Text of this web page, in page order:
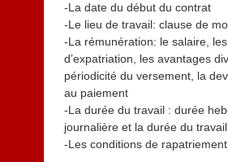
-La date du début du contrat
-Le lieu de travail: clause de
-La rémunération: le salaire,
d’expatriation, les avantages
périodicité du versement, la
au paiement
-La durée du travail : durée
journalière et la durée du travail
-Les conditions de rapatriement.